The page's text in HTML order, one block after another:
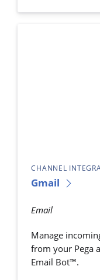
Gmail
CHANNEL
Email
Manage
from your Pega
Email Bot™.